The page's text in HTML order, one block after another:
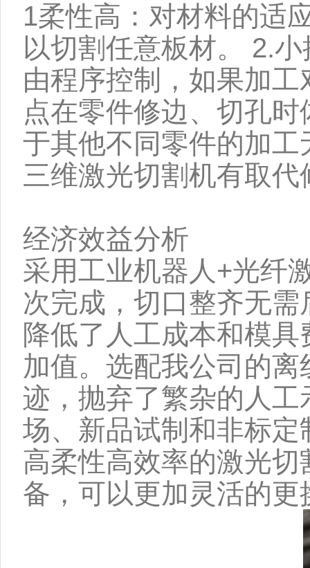
1柔性高：对材料的适
以切割任意板材。 2.
由程序控制，如果加
点在零件修边、切孔
于其他不同零件的加
三维激光切割机有取
经济效益分析
采用工业机器人+光纤
次完成，切口整齐无
降低了人工成本和模
加值。选配我公司的
迹，抛弃了繁杂的人
场、新品试制和非标
高柔性高效率的激光
备，可以更加灵活的